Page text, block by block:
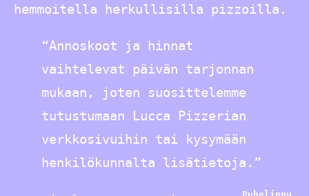
hemmoitella herkullisilla pizzoilla.
“Annoskoot ja hinnat
vaihtelevat päivän tarjonnan
mukaan, joten suosittelemme
tutustumaan Lucca Pizzerian
verkkosivuihin tai kysymään
henkilökunnalta lisätietoja.”